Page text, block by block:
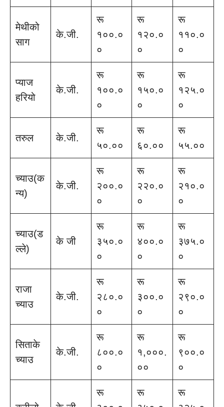
मेथीको
साग
के.जी.
रू
१००.०
०
रू
१२०.०
०
रू
११०.०
०
प्याज
हरियो
के.जी.
रू
१००.०
०
रू
१५०.०
०
रू
१२५.०
०
तरुल के.जी.
रू
५०.००
रू
६०.००
रू
५५.००
च्याउ(क
न्य)
के.जी.
रू
२००.०
०
रू
२२०.०
०
रू
२१०.०
०
च्याउ(ड
ल्ले)
के जी
रू
३५०.०
०
रू
४००.०
०
रू
३७५.०
०
राजा
च्याउ
के.जी.
रू
२८०.०
०
रू
३००.०
०
रू
२९०.०
०
सिताके
च्याउ
के.जी.
रू
८००.०
०
रू
१,०००.
००
रू
९००.०
०
रू
रू
रू